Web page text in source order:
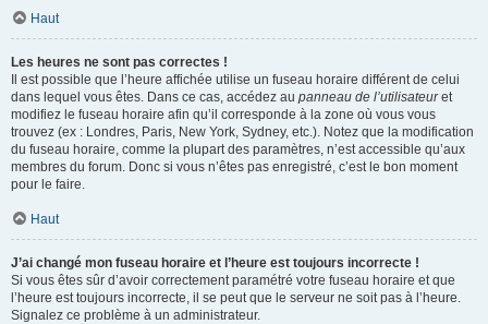
Haut
Les heures ne sont pas correctes !
Il est possible que l’heure affichée utilise un fuseau horaire différent de celui
dans lequel vous êtes. Dans ce cas, accédez au panneau de l’utilisateuret
modifiez le fuseau horaire afin qu’il corresponde à la zone où vous vous
trouvez (ex : Londres, Paris, New York, Sydney, etc.). Notez que la modification
du fuseau horaire, comme la plupart des paramètres, n’est accessible qu’aux
membres du forum. Donc si vous n’êtes pas enregistré, c’est le bon moment
pour le faire.
Haut
J’ai changé mon fuseau horaire et l’heure est toujours incorrecte !
Si vous êtes sûr d’avoir correctement paramétré votre fuseau horaire et que
l’heure est toujours incorrecte, il se peut que le serveur ne soit pas à l’heure.
Signalez ce problème à un administrateur.